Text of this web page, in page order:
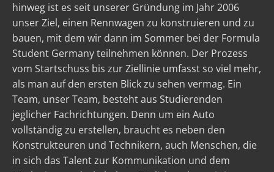
hinweg ist es seit unserer Gründung im Jahr 2006
unser Ziel, einen Rennwagen zu konstruieren und zu
bauen, mit dem wir dann im Sommer bei der Formula
Student Germany teilnehmen können. Der Prozess
vom Startschuss bis zur Ziellinie umfasst so viel mehr,
als man auf den ersten Blick zu sehen vermag. Ein
Team, unser Team, besteht aus Studierenden
jeglicher Fachrichtungen. Denn um ein Auto
vollständig zu erstellen, braucht es neben den
Konstrukteuren und Technikern, auch Menschen, die
in sich das Talent zur Kommunikation und dem